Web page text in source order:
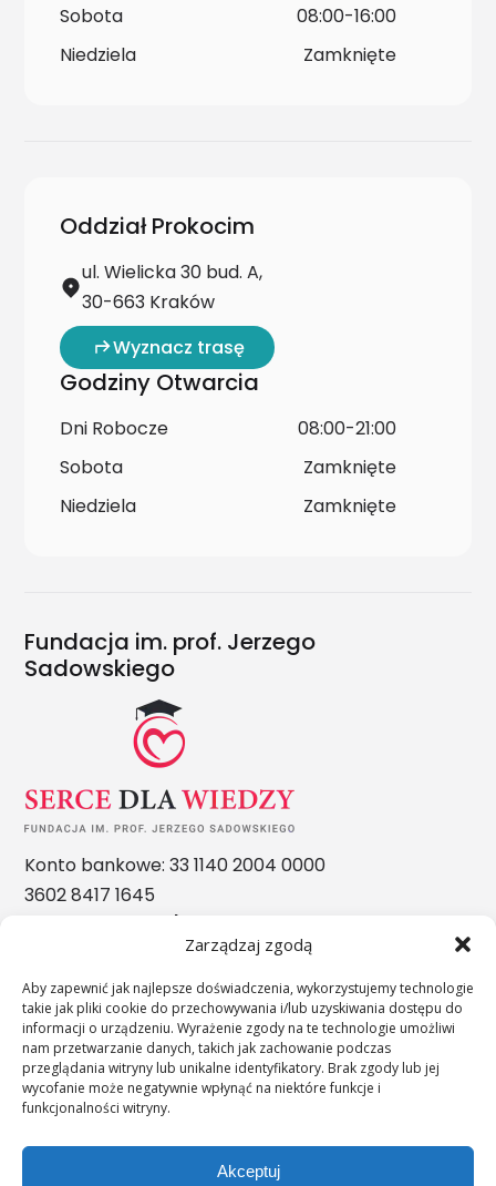
Zarządzaj zgodą
Aby zapewnić jak najlepsze doświadczenia, wykorzystujemy technologie
takie jak pliki cookie do przechowywania i/lub uzyskiwania dostępu do
informacji o urządzeniu. Wyrażenie zgody na te technologie umożliwi
nam przetwarzanie danych, takich jak zachowanie podczas
przeglądania witryny lub unikalne identyfikatory. Brak zgody lub jej
wycofanie może negatywnie wpłynąć na niektóre funkcje i
funkcjonalności witryny.
Akceptuj
Sobota
08:00-16:00
Niedziela
Zamknięte
Oddział Prokocim
ul. Wielicka 30 bud. A,
30-663 Kraków
Wyznacz trasę
Godziny Otwarcia
Dni Robocze
08:00-21:00
Sobota
Zamknięte
Niedziela
Zamknięte
Fundacja im. prof. Jerzego
Sadowskiego
Konto bankowe: 33 1140 2004 0000
3602 8417 1645
Nasze nagrody